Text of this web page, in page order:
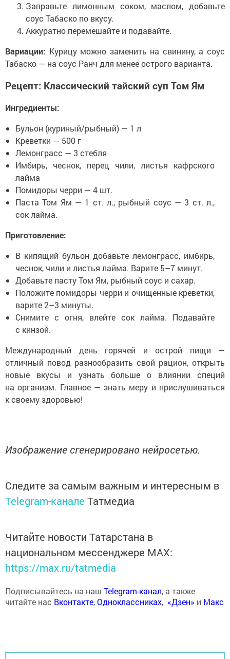
Заправьте лимонным соком, маслом, добавьте
соус Табаско по вкусу.
Аккуратно перемешайте и подавайте.
Вариации: Курицу можно заменить на свинину, а соус
Табаско — на соус Ранч для менее острого варианта.
Рецепт: Классический тайский суп Том Ям
Ингредиенты:
Бульон (куриный/рыбный) — 1 л
Креветки — 500 г
Лемонграсс — 3 стебля
Имбирь, чеснок, перец чили, листья кафрского
лайма
Помидоры черри — 4 шт.
Паста Том Ям — 1 ст. л., рыбный соус — 3 ст. л.,
сок лайма.
Приготовление:
В кипящий бульон добавьте лемонграсс, имбирь,
чеснок, чили и листья лайма. Варите 5–7 минут.
Добавьте пасту Том Ям, рыбный соус и сахар.
Положите помидоры черри и очищенные креветки,
варите 2–3 минуты.
Снимите с огня, влейте сок лайма. Подавайте
с кинзой.
Международный день горячей и острой пищи —
отличный повод разнообразить свой рацион, открыть
новые вкусы и узнать больше о влиянии специй
на организм. Главное — знать меру и прислушиваться
к своему здоровью!
Изображение сгенерировано нейросетью.
Следите за самым важным и интересным в
Telegram-канале Татмедиа
Читайте новости Татарстана в
национальном мессенджере MАХ:
https://max.ru/tatmedia
Подписывайтесь на наш Telegram-канал, а также
читайте нас Вконтакте,Одноклассниках, «Дзен» и Макс